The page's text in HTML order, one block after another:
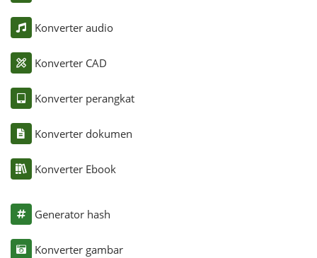
Konverter audio
Konverter CAD
Konverter perangkat
Konverter dokumen
Konverter Ebook
Generator hash
Konverter gambar